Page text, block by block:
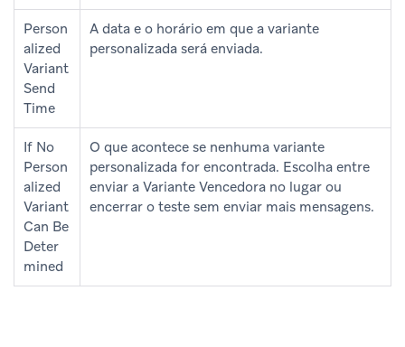
Person
alized
Variant
Send
Time
A data e o horário em que a variante
personalizada será enviada.
If No
Person
alized
Variant
Can Be
Deter
mined
O que acontece se nenhuma variante
personalizada for encontrada. Escolha entre
enviar a Variante Vencedora no lugar ou
encerrar o teste sem enviar mais mensagens.